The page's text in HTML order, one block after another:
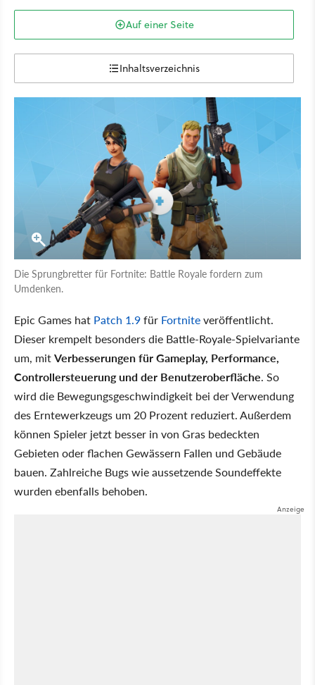
Auf einer Seite
Inhaltsverzeichnis
Die Sprungbretter für Fortnite: Battle Royale fordern zum
Umdenken.
Epic Games hat Patch 1.9für Fortniteveröffentlicht.
Dieser krempelt besonders die Battle-Royale-Spielvariante
um, mitVerbesserungen für Gameplay, Performance,
Controllersteuerung und der Benutzeroberfläche. So
wird die Bewegungsgeschwindigkeit bei der Verwendung
des Erntewerkzeugs um 20 Prozent reduziert. Außerdem
können Spieler jetzt besser in von Gras bedeckten
Gebieten oder flachen Gewässern Fallen und Gebäude
bauen. Zahlreiche Bugs wie aussetzende Soundeffekte
wurden ebenfalls behoben.